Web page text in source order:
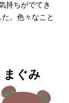
持ちがでてき
。色々なこと
まぐみ